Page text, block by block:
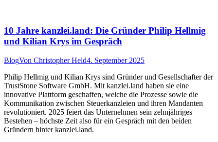
10 Jahre kanzlei.land: Die Gründer Philip Hellmig
und Kilian Krys im Gespräch
BlogVon Christopher Held4. September 2025
Philip Hellmig und Kilian Krys sind Gründer und Gesellschafter der
TrustStone Software GmbH. Mit kanzlei.land haben sie eine
innovative Plattform geschaffen, welche die Prozesse sowie die
Kommunikation zwischen Steuerkanzleien und ihren Mandanten
revolutioniert. 2025 feiert das Unternehmen sein zehnjähriges
Bestehen – höchste Zeit also für ein Gespräch mit den beiden
Gründern hinter kanzlei.land.